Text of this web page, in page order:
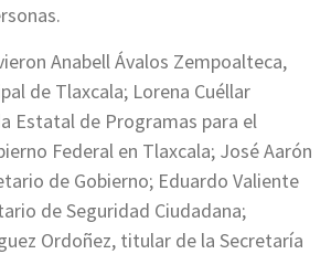
Anabell Ávalos Zempoalteca,
de Tlaxcala; Lorena Cuéllar
Estatal de Programas para el
Federal en Tlaxcala; José Aarón
de Gobierno; Eduardo Valiente
de Seguridad Ciudadana;
Ordoñez, titular de la Secretaría